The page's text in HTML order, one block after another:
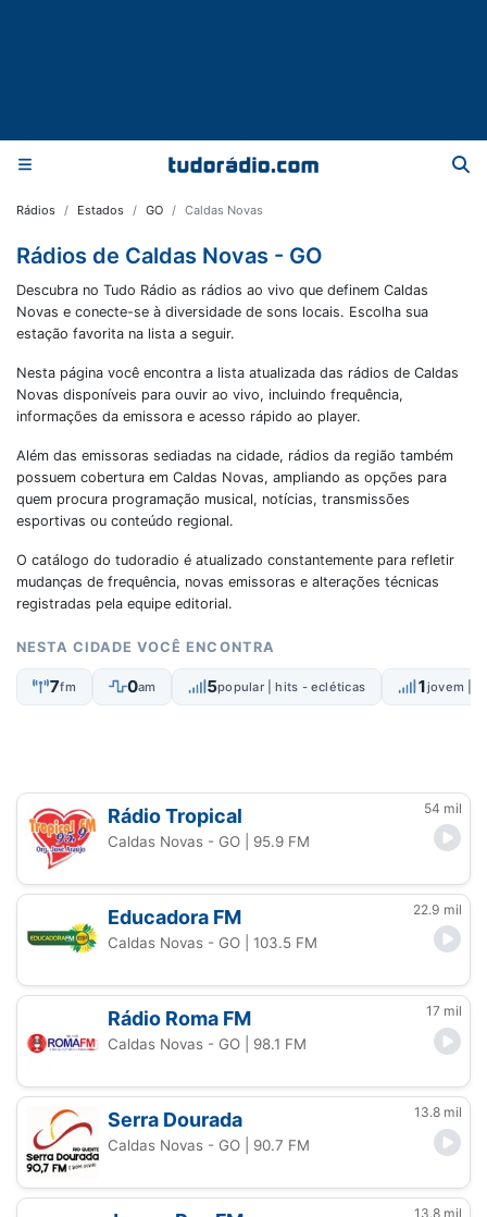
Rádios Estados GO Caldas Novas
Rádios de Caldas Novas - GO
Descubra no Tudo Rádio as rádios ao vivo que definem Caldas
Novas e conecte-se à diversidade de sons locais. Escolha sua
estação favorita na lista a seguir.
Nesta página você encontra a lista atualizada das rádios de Caldas
Novas disponíveis para ouvir ao vivo, incluindo frequência,
informações da emissora e acesso rápido ao player.
Além das emissoras sediadas na cidade, rádios da região também
possuem cobertura em Caldas Novas, ampliando as opções para
quem procura programação musical, notícias, transmissões
esportivas ou conteúdo regional.
O catálogo do tudoradio é atualizado constantemente para refletir
mudanças de frequência, novas emissoras e alterações técnicas
registradas pela equipe editorial.
NESTA CIDADE VOCÊ ENCONTRA
7fm 0am 5popular | hits - ecléticas 1jovem |
Rádio Tropical 54 mil
Caldas Novas - GO | 95.9 FM
Educadora FM 22.9 mil
Caldas Novas - GO | 103.5 FM
Rádio Roma FM 17 mil
Caldas Novas - GO | 98.1 FM
Serra Dourada 13.8 mil
Caldas Novas - GO | 90.7 FM
13.8 mil